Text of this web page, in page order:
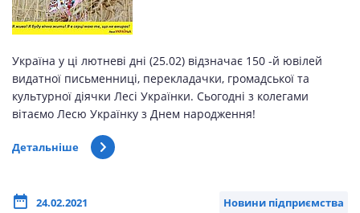
Україна у ці лютневі дні (25.02) відзначає 150 -й ювілей
видатної письменниці, перекладачки, громадської та
культурної діячки Лесі Українки. Сьогодні з колегами
вітаємо Лесю Українку з Днем народження!
Детальніше
24.02.2021 Новини підприємства